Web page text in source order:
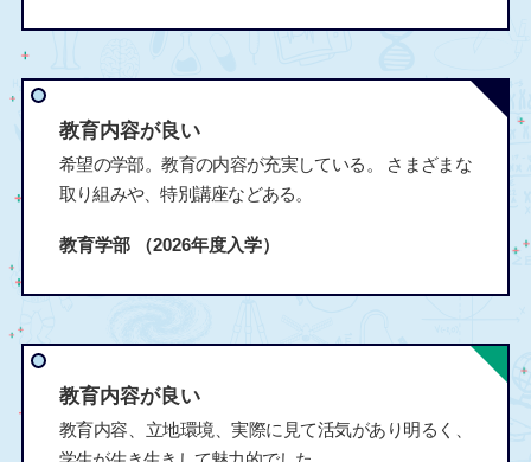
教育内容が良い
希望の学部。教育の内容が充実している。 さまざまな
取り組みや、特別講座などある。
教育学部 （2026年度入学）
教育内容が良い
教育内容、立地環境、実際に見て活気があり明るく、